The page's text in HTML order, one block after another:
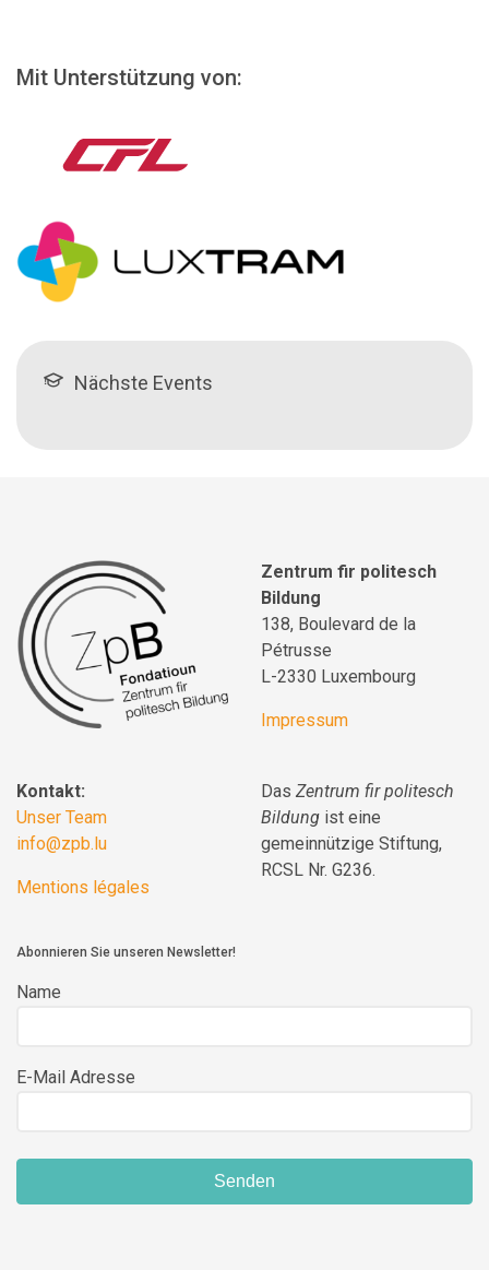
Mit Unterstützung von:
Nächste Events
Zentrum fir politesch
Bildung
138, Boulevard de la
Pétrusse
L-2330 Luxembourg
Impressum
Kontakt:
Unser Team
info@zpb.lu
Mentions légales
Das Zentrum fir politesch
Bildung ist eine
gemeinnützige Stiftung,
RCSL Nr. G236.
Abonnieren Sie unseren Newsletter!
Name
E-Mail Adresse
Senden